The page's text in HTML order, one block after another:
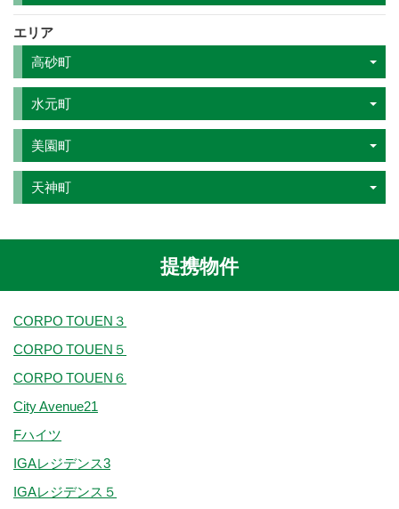
エリア
高砂町
水元町
美園町
天神町
提携物件
CORPO TOUEN３
CORPO TOUEN５
CORPO TOUEN６
City Avenue21
Fハイツ
IGAレジデンス3
IGAレジデンス５